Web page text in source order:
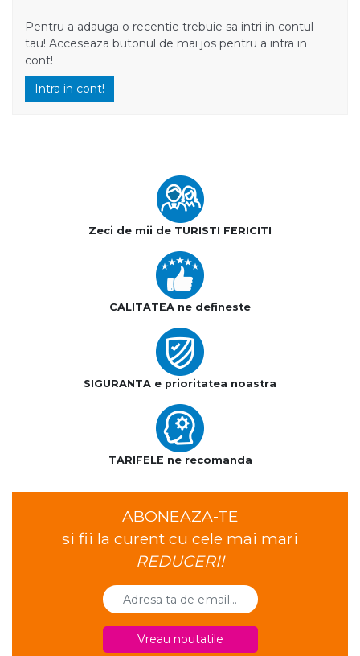
Pentru a adauga o recentie trebuie sa intri in contul
tau! Acceseaza butonul de mai jos pentru a intra in
cont!
Intra in cont!
Zeci de mii de TURISTI FERICITI
CALITATEA ne defineste
SIGURANTA e prioritatea noastra
TARIFELE ne recomanda
ABONEAZA-TE
si fii la curent cu cele mai mari
REDUCERI!
Vreau noutatile